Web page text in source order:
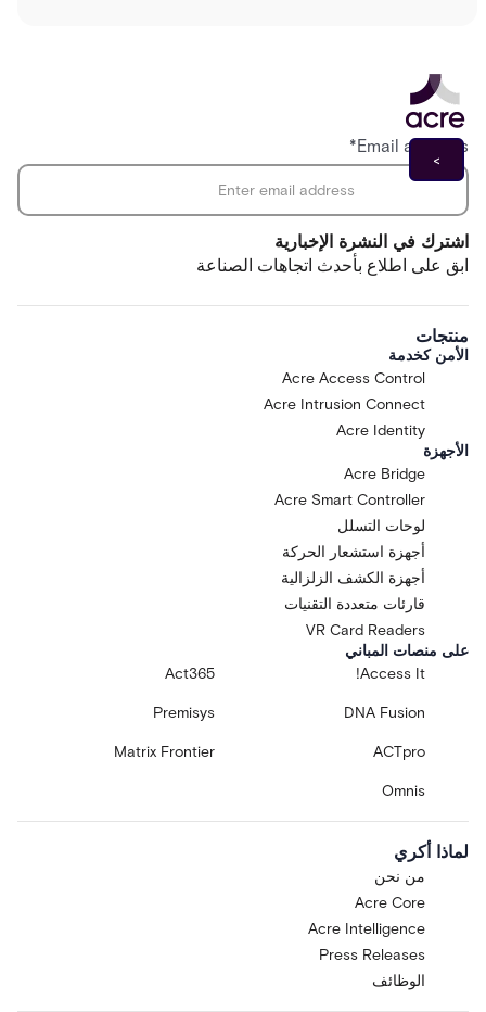
اشترك في النشرة الإخبارية
ابق على اطلاع بأحدث اتجاهات الصناعة
Email address
*
منتجات
الأمن كخدمة
Acre Access Control
Acre Intrusion Connect
Acre Identity
الأجهزة
Acre Bridge
Acre Smart Controller
لوحات التسلل
أجهزة استشعار الحركة
أجهزة الكشف الزلزالية
قارئات متعددة التقنيات
VR Card Readers
على منصات المباني
Access It!
Act365
DNA Fusion
Premisys
ACTpro
Matrix Frontier
Omnis
لماذا أكري
من نحن
Acre Core
Acre Intelligence
Press Releases
الوظائف